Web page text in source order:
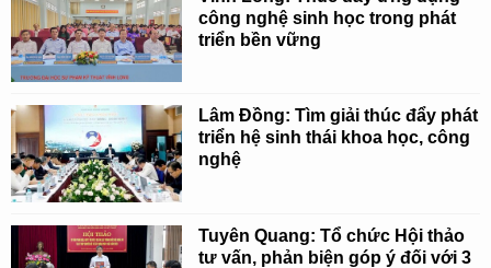
công nghệ sinh học trong phát
triển bền vững
Lâm Đồng: Tìm giải thúc đẩy phát
triển hệ sinh thái khoa học, công
nghệ
Tuyên Quang: Tổ chức Hội thảo
tư vấn, phản biện góp ý đối với 3